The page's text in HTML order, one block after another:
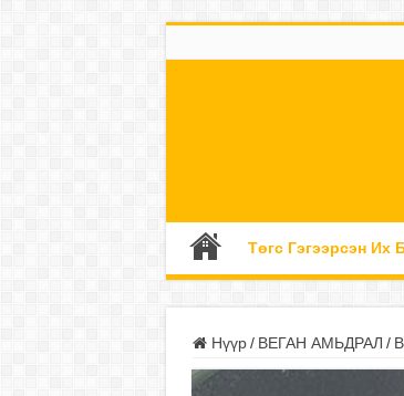
Төгс Гэгээрсэн Их
Нүүр / ВЕГАН АМЬДРАЛ /